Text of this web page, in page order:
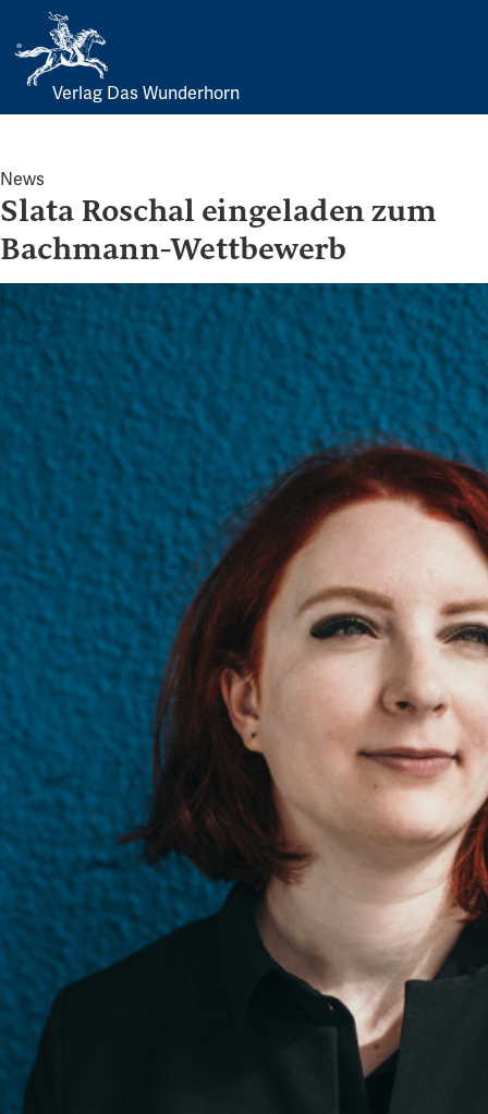
Skip
content
Verlag Das Wunderhorn
News
Slata Roschal eingeladen zum
Bachmann-Wettbewerb